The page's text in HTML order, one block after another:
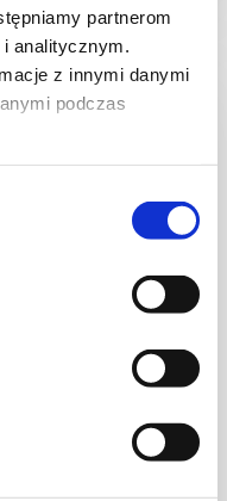
partnerom
analitycznym.
z innymi danymi
podczas